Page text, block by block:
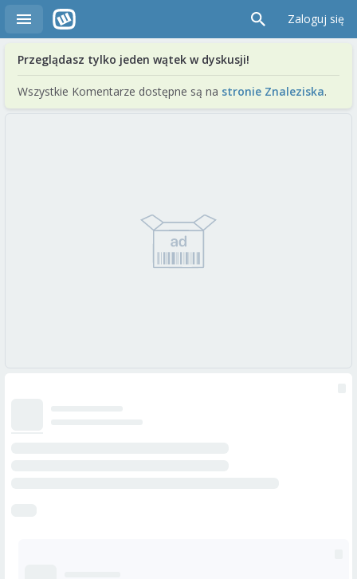
Zaloguj się
Przeglądasz tylko jeden wątek w dyskusji!
Wszystkie Komentarze dostępne są na stronie Znaleziska.